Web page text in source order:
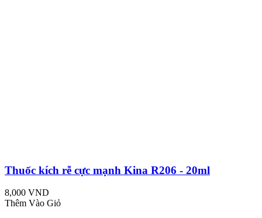
Thuốc kích rễ cực mạnh Kina R206 - 20ml
8,000 VND
Thêm Vào Giỏ